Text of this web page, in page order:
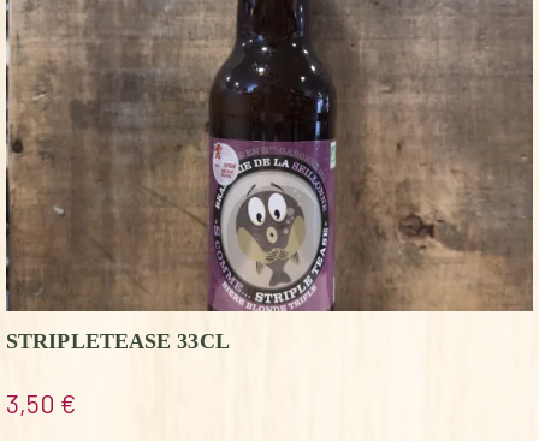
STRIPLETEASE 33CL
3,50 €